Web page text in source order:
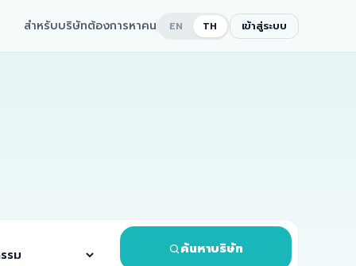
สำหรับบริษัทต้องการหาคน EN TH เข้าสู่ระบบ
ค้นหาบริษัท